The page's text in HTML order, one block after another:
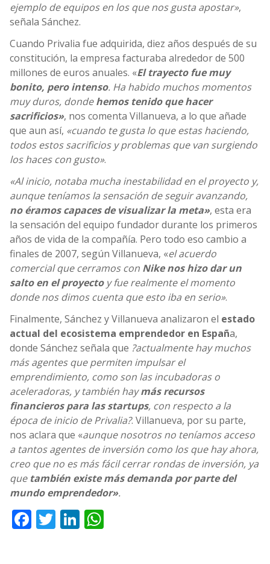
ejemplo de equipos en los que nos gusta apostar»,
señala Sánchez.
Cuando Privalia fue adquirida, diez años después de su
constitución, la empresa facturaba alrededor de 500
millones de euros anuales. «El trayecto fue muy
bonito, pero intenso. Ha habido muchos momentos
muy duros, dondehemos tenido que hacer
sacrificios», nos comenta Villanueva, a lo que añade
que aun así, «cuando te gusta lo que estas haciendo,
todos estos sacrificios y problemas que van surgiendo
los haces con gusto».
«Al inicio, notaba mucha inestabilidad en el proyecto y,
aunque teníamos la sensación de seguir avanzando,
no éramos capaces de visualizar la meta», esta era
la sensación del equipo fundador durante los primeros
años de vida de la compañía. Pero todo eso cambio a
finales de 2007, según Villanueva, «el acuerdo
comercial que cerramos con Nike nos hizo dar un
salto en el proyectoy fue realmente el momento
donde nos dimos cuenta que esto iba en serio».
Finalmente, Sánchez y Villanueva analizaron el estado
actual del ecosistema emprendedor en España,
donde Sánchez señala que ?actualmente hay muchos
más agentes que permiten impulsar el
emprendimiento, como son las incubadoras o
aceleradoras, y también haymás recursos
financieros para las startups, con respecto a la
época de inicio de Privalia?. Villanueva, por su parte,
nos aclara que «aunque nosotros no teníamos acceso
a tantos agentes de inversión como los que hay ahora,
creo que no es más fácil cerrar rondas de inversión, ya
que también existe más demanda por parte del
mundo emprendedor».
Facebook
TwitterLinkedIn